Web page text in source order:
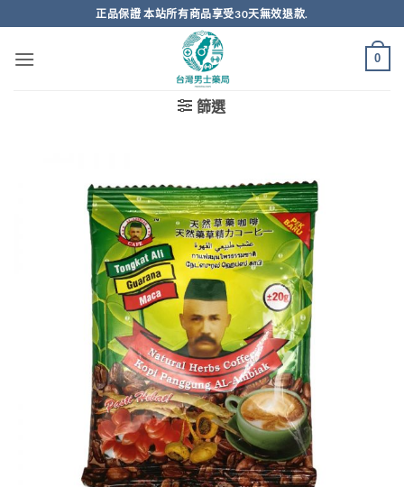
轉
正品保證 本站所有商品享受30天無效退款.
0
篩選